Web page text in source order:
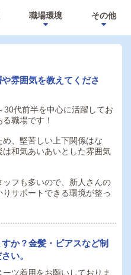
職場環境 その他
雰囲気を教えてくださ
30代前半を中心に活躍してお
職場です！
、堅苦しい上下関係はな
和気あいあいとした雰囲気
フも多いので、新人さんの
サポートできる環境が整っ
か？金髪・ピアスなど制
い。
ツ着用をお願いしておりま